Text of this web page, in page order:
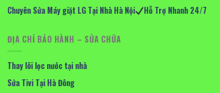
Chuyên Sửa Máy giặt LG Tại Nhà Hà Nội
Hỗ Trợ Nhanh 24/7
ĐỊA CHỈ BẢO HÀNH – SỬA CHỮA
Thay lõi lọc nước tại nhà
Sửa Tivi Tại Hà Đông